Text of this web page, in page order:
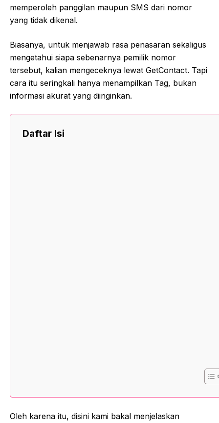
memperoleh panggilan maupun SMS dari nomor
yang tidak dikenal.
Biasanya, untuk menjawab rasa penasaran sekaligus
mengetahui siapa sebenarnya pemilik nomor
tersebut, kalian mengeceknya lewat GetContact. Tapi
cara itu seringkali hanya menampilkan Tag, bukan
informasi akurat yang diinginkan.
Daftar Isi
Oleh karena itu, disini kami bakal menjelaskan